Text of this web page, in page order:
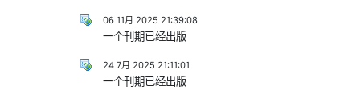
06 11月 2025 21:39:08
一个刊期已经出版
24 7月 2025 21:11:01
一个刊期已经出版